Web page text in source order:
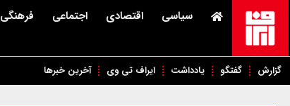
سیاسی اقتصادی اجتماعی فرهنگی
گزارش گفتگو یادداشت ایراف تی وی آخرین خبرها